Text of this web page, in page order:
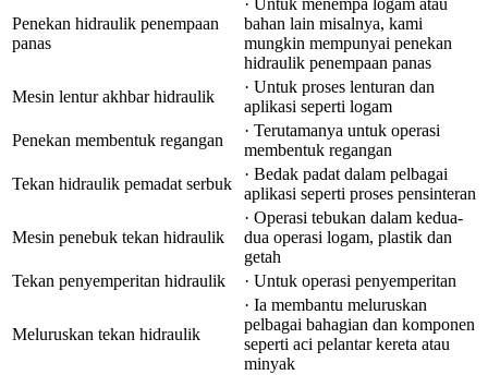
Penekan hidraulik penempaan
panas
· Untuk menempa logam atau
bahan lain misalnya, kami
mungkin mempunyai penekan
hidraulik penempaan panas
Mesin lentur akhbar hidraulik
· Untuk proses lenturan dan
aplikasi seperti logam
Penekan membentuk regangan
· Terutamanya untuk operasi
membentuk regangan
Tekan hidraulik pemadat serbuk
· Bedak padat dalam pelbagai
aplikasi seperti proses pensinteran
Mesin penebuk tekan hidraulik
· Operasi tebukan dalam kedua-
dua operasi logam, plastik dan
getah
Tekan penyemperitan hidraulik
· Untuk operasi penyemperitan
Meluruskan tekan hidraulik
· Ia membantu meluruskan
pelbagai bahagian dan komponen
seperti aci pelantar kereta atau
minyak